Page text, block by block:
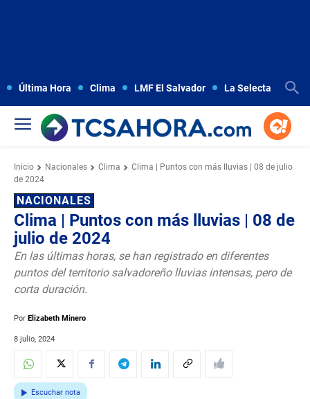
Última Hora Clima LMF El Salvador La Selecta
Inicio Nacionales Clima
Clima | Puntos con más lluvias | 08 de julio
de 2024
NACIONALES
Clima | Puntos con más lluvias | 08 de
julio de 2024
En las últimas horas, se han registrado en diferentes
puntos del territorio salvadoreño lluvias intensas, pero de
corta duración.
Por Elizabeth Minero
8 julio, 2024
Escuchar nota